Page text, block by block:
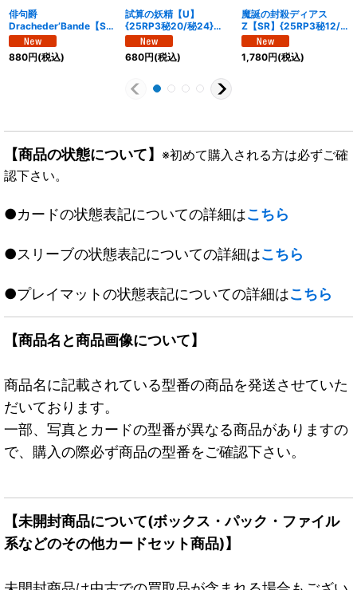
俳句爵
Dracheder’Bande【SR
】{25RP3秘8/秘24}
《多》
880円(税込)
試算の妖精【U】
{25RP3秘20/秘24}
《光》
680円(税込)
魔誕の封殺ディアス
Z【SR】{25RP3秘12/
秘24}《多》
1,780円(税込)
【商品の状態について】 ※初めて購入される方は必ずご確
認下さい。
●カードの状態表記についての詳細はこちら
●スリーブの状態表記についての詳細はこちら
●プレイマットの状態表記についての詳細はこちら
【商品名と商品画像について】
商品名に記載されている型番の商品を発送させていた
だいております。
一部、写真とカードの型番が異なる商品がありますの
で、購入の際必ず商品の型番をご確認下さい。
【未開封商品について(ボックス・パック・ファイル
系などのその他カードセット商品)】